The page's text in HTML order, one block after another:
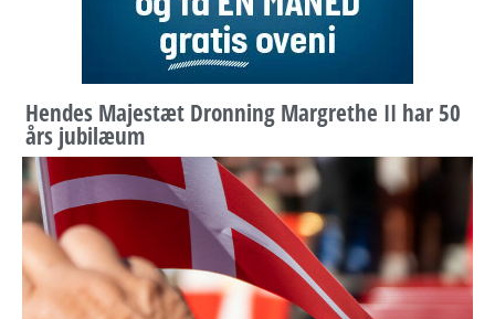
Hendes Majestæt Dronning Margrethe II har 50
års jubilæum